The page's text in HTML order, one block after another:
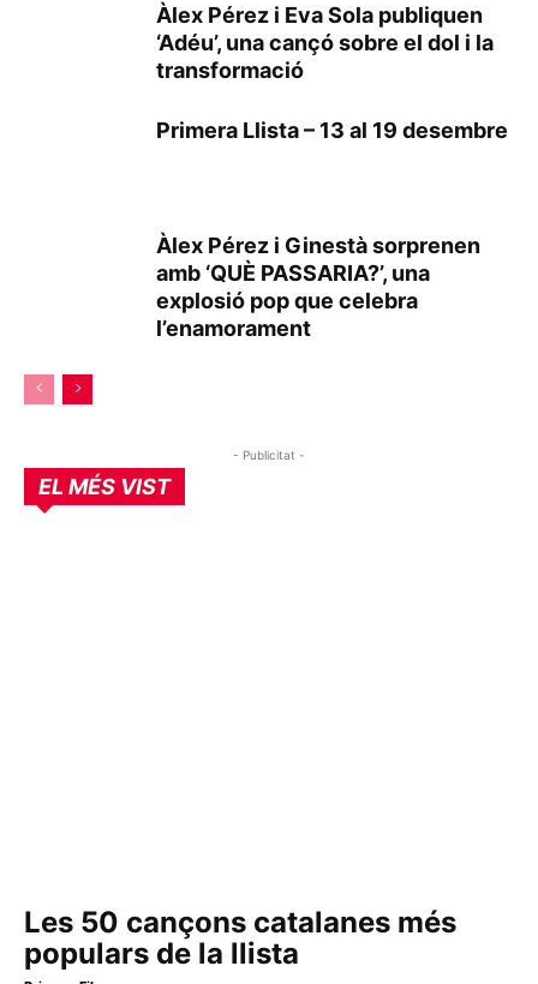
Àlex Pérez i Eva Sola publiquen
‘Adéu’, una cançó sobre el dol i la
transformació
Primera Llista – 13 al 19 desembre
Àlex Pérez i Ginestà sorprenen
amb ‘QUÈ PASSARIA?’, una
explosió pop que celebra
l’enamorament
- Publicitat -
EL MÉS VIST
Les 50 cançons catalanes més
populars de la llista